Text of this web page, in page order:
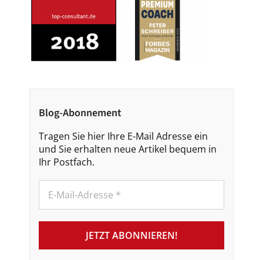
Blog-Abonnement
Tragen Sie hier Ihre E-Mail Adresse ein
und Sie erhalten neue Artikel bequem in
Ihr Postfach.